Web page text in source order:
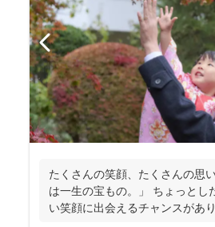
たくさんの笑顔、たくさんの思
は一生の宝もの。」 ちょっとし
い笑顔に出会えるチャンスがあ